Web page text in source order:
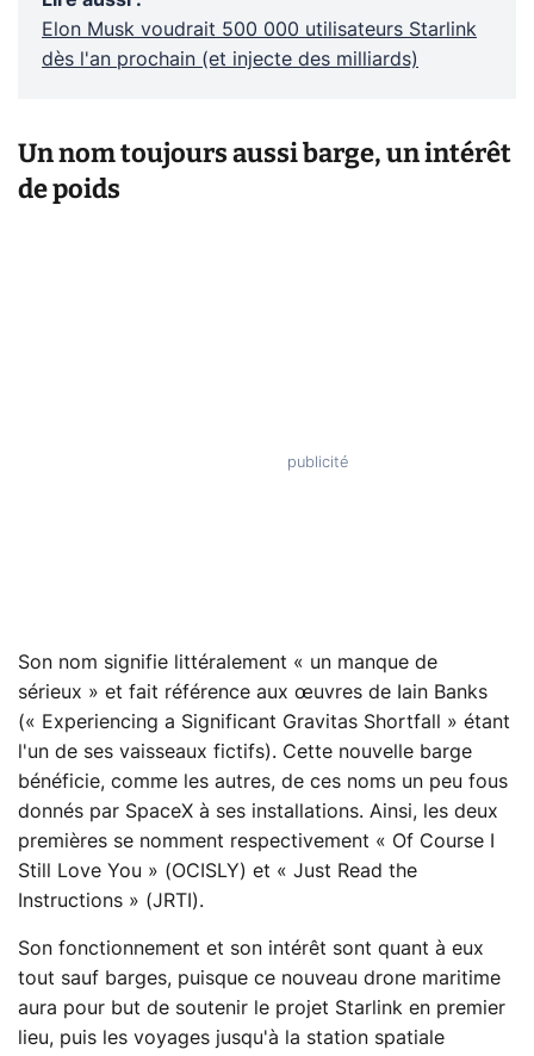
Elon Musk voudrait 500 000 utilisateurs Starlink
dès l'an prochain (et injecte des milliards)
Un nom toujours aussi barge, un intérêt
de poids
Son nom signifie littéralement « un manque de
sérieux » et fait référence aux œuvres de Iain Banks
(« Experiencing a Significant Gravitas Shortfall » étant
l'un de ses vaisseaux fictifs). Cette nouvelle barge
bénéficie, comme les autres, de ces noms un peu fous
donnés par SpaceX à ses installations. Ainsi, les deux
premières se nomment respectivement « Of Course I
Still Love You » (OCISLY) et « Just Read the
Instructions » (JRTI).
Son fonctionnement et son intérêt sont quant à eux
tout sauf barges, puisque ce nouveau drone maritime
aura pour but de soutenir le projet Starlink en premier
lieu, puis les voyages jusqu'à la station spatiale